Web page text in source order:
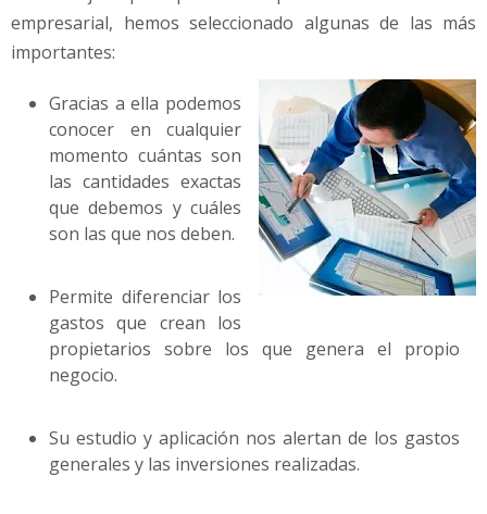
empresarial, hemos seleccionado algunas de las más
importantes:
Gracias a ella podemos
conocer en cualquier
momento cuántas son
las cantidades exactas
que debemos y cuáles
son las que nos deben.
Permite diferenciar los
gastos que crean los
propietarios sobre los que genera el propio
negocio.
Su estudio y aplicación nos alertan de los gastos
generales y las inversiones realizadas.